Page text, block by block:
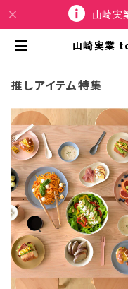
山崎実
山崎実業
推しアイテム特集